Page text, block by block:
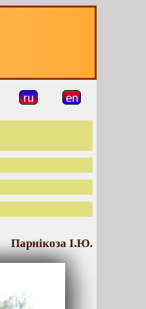
ru en
Парнікоза І.Ю.